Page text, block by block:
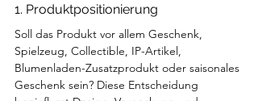
1. Produktpositionierung
Soll das Produkt vor allem Geschenk,
Spielzeug, Collectible, IP-Artikel,
Blumenladen-Zusatzprodukt oder saisonales
Geschenk sein? Diese Entscheidung